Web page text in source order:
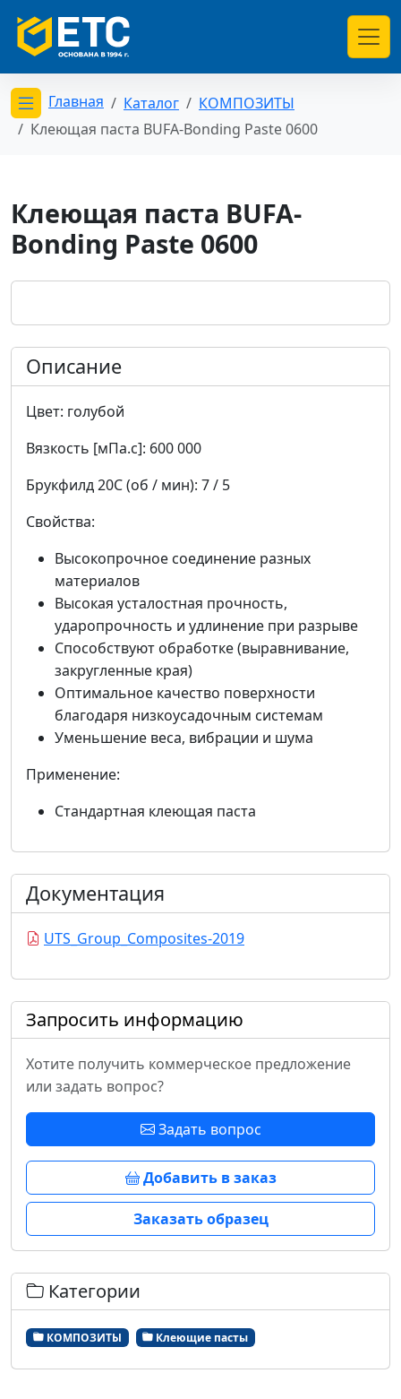
Открыть меню категорий
Главная Каталог
КОМПОЗИТЫ
Клеющая паста BUFA-Bonding Paste 0600
Клеющая паста BUFA-
Bonding Paste 0600
Описание
Цвет: голубой
Вязкость [мПа.с]: 600 000
Брукфилд 20C (об / мин): 7 / 5
Свойства:
Высокопрочное соединение разных
материалов
Высокая усталостная прочность,
ударопрочность и удлинение при разрыве
Способствуют обработке (выравнивание,
закругленные края)
Оптимальное качество поверхности
благодаря низкоусадочным системам
Уменьшение веса, вибрации и шума
Применение:
Стандартная клеющая паста
Документация
UTS_Group_Composites-2019
Запросить информацию
Хотите получить коммерческое предложение
или задать вопрос?
Задать вопрос
Добавить в заказ
Заказать образец
Категории
КОМПОЗИТЫ Клеющие пасты